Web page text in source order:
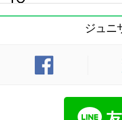
ジュニ